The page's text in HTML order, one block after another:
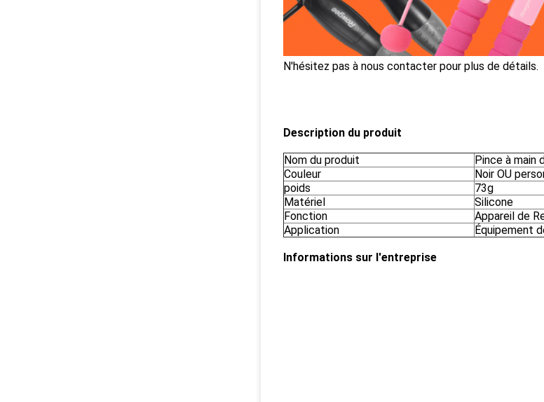
N'hésitez pas à nous contacter pour plus de détails.